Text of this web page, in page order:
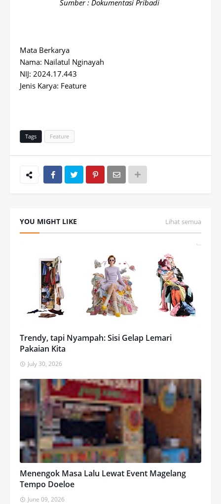
Sumber : Dokumentasi Pribadi
Mata Berkarya
Nama: Nailatul Nginayah
NIJ: 2024.17.443
Jenis Karya: Feature
Tags Feature
YOU MIGHT LIKE Lihat semua
Trendy, tapi Nyampah: Sisi Gelap Lemari
Pakaian Kita
July 30, 2026
Menengok Masa Lalu Lewat Event Magelang
Tempo Doeloe
June 09, 2026